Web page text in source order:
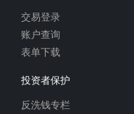
交易登录
账户查询
表单下载
投资者保护
反洗钱专栏